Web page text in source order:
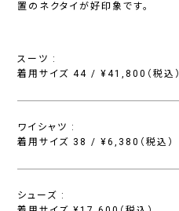
置のネクタイが好印象です。
スーツ :
着用サイズ 44 / ¥41,800（税込）
ワイシャツ :
着用サイズ 38 / ¥6,380（税込）
シューズ :